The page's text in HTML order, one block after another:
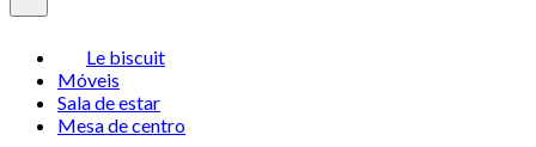
Le biscuit
Móveis
Sala de estar
Mesa de centro